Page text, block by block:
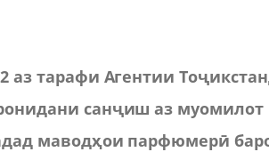
аз тарафи Агентии
санҷиш аз
маводҳои парфюмерӣ